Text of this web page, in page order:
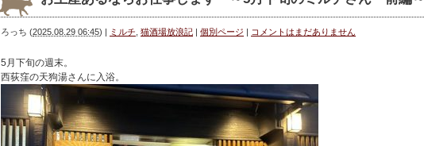
ろっち (2025.08.29 06:45) | ミルチ 猫酒場放浪記 | 個別ページ | コメントはまだありません
5月下旬の週末。
西荻窪の天狗湯さんに入浴。